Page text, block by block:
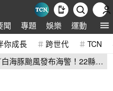
聞 專題 娛樂 運動 全球
你成長 跨世代 TCN
海豚颱風發布海警！22縣市